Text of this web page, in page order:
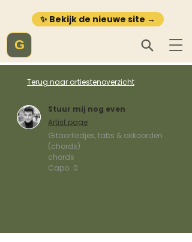
✨ Bekijk de nieuwe site →
G
Terug naar artiestenoverzicht
Stuur mij nog even
Artist page
Gitaarliedjes, tabs & akkoorden
(chords)
chords
Capo: 0